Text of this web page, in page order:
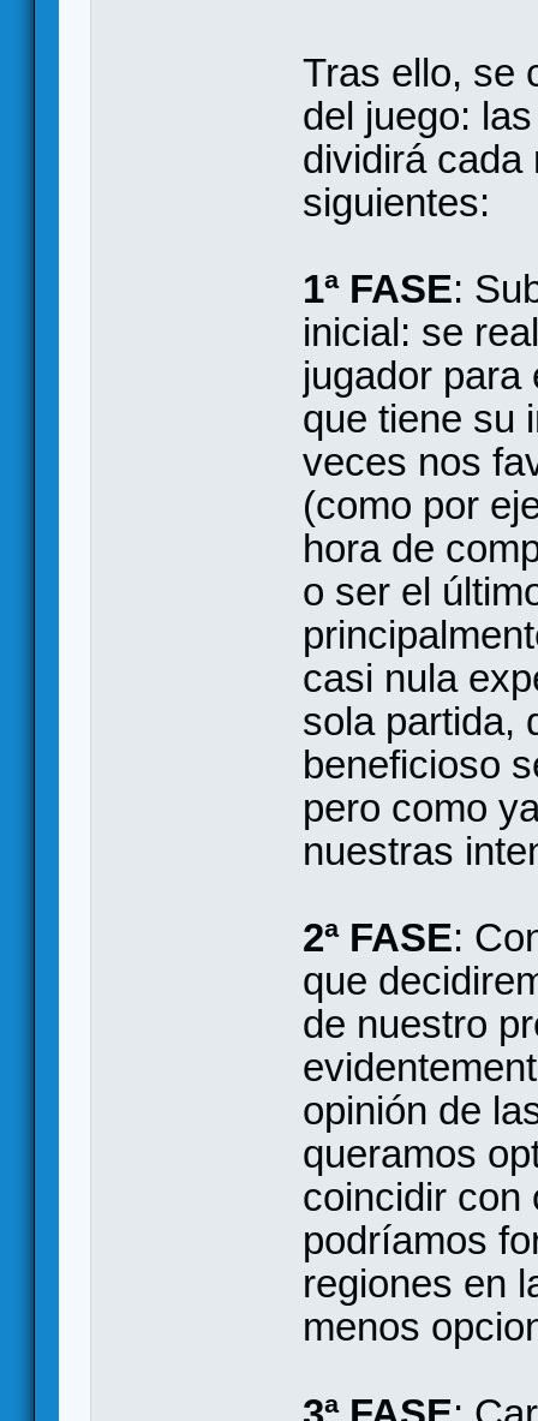
Tras ello, se
del juego:
dividirá cada
siguientes:
1ª FASE:
inicial: se
jugador para
que tiene su
veces nos
(como por
hora de
o ser el
casi nula
sola partida,
beneficioso
pero como
nuestras
2ª FASE:
que
de nuestro
opinión de
queramos
coincidir con
podríamos
regiones en
menos